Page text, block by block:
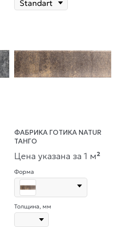
ФАБРИКА ГОТИКА NATUR
ТАНГО
Цена указана за 1 м²
Форма
Толщина, мм